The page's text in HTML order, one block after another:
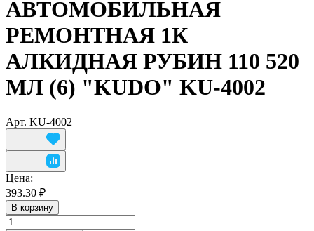
АВТОМОБИЛЬНАЯ
РЕМОНТНАЯ 1К
АЛКИДНАЯ РУБИН 110 520
МЛ (6) "KUDO" KU-4002
Арт. KU-4002
Цена:
393.30 ₽
В корзину